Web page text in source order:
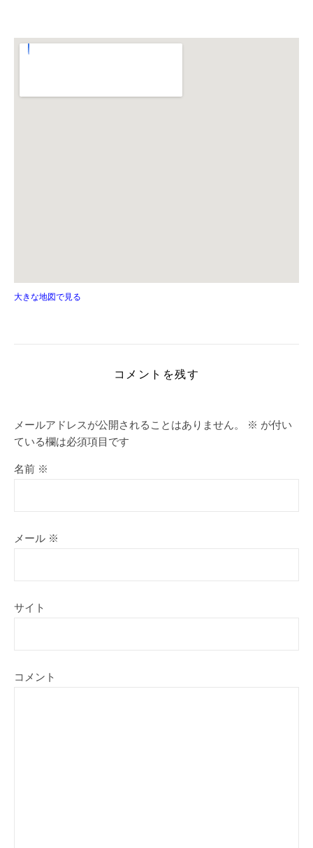
大きな地図で見る
コメントを残す
メールアドレスが公開されることはありません。 ※ が付い
ている欄は必須項目です
名前 ※
メール ※
サイト
コメント